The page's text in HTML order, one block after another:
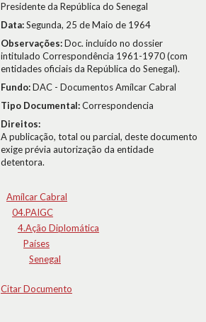
Presidente da República do Senegal
Data:Segunda, 25 de Maio de 1964
Observações:Doc. incluído no dossier
intitulado Correspondência 1961-1970 (com
entidades oficiais da República do Senegal).
Fundo:DAC - Documentos Amílcar Cabral
Tipo Documental:Correspondencia
Direitos:
A publicação, total ou parcial, deste documento
exige prévia autorização da entidade
detentora.
Amílcar Cabral
04.PAIGC
4.Ação Diplomática
Países
Senegal
Citar Documento